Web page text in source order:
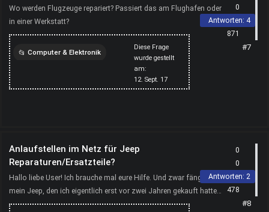
Wo werden Flugzeuge repariert? Passiert das am Flughafen oder
in einer Werkstatt?
Diese Frage
wurde gestellt
am:
12. Sept. 17
Computer & Elektronik
reparatur
0
Antworten: 4
871
#7
Anlaufstellen im Netz für Jeep
Reparaturen/Ersatzteile?
Hallo liebe User! Ich brauche mal eure Hilfe. Und zwar fängt
mein Jeep, den ich eigentlich erst vor zwei Jahren gekauft hatte,
leider langsam an Mätzchen zu machen. Nachd...
0
0
Antworten: 2
478
#8